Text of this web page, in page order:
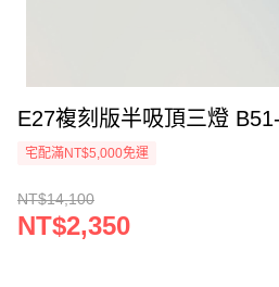
E27複刻版半吸頂三燈
宅配滿NT$5,000免運
NT$14,100
NT$2,350